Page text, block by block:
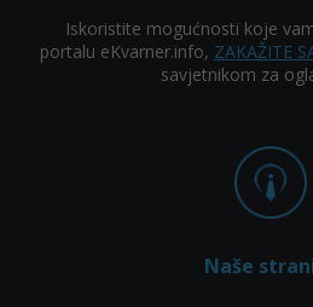
Iskoristite mogućnosti koje
portalu eKvarner.info, ZAKAŽITE
savjetnikom za
Naše